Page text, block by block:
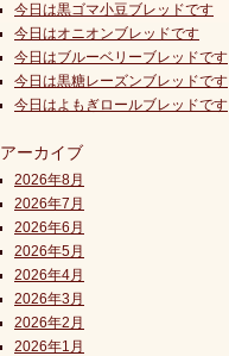
今日は黒ゴマ小豆ブレッドです
今日はオニオンブレッドです
今日はブルーベリーブレッドです
今日は黒糖レーズンブレッドです
今日はよもぎロールブレッドです
アーカイブ
2026年8月
2026年7月
2026年6月
2026年5月
2026年4月
2026年3月
2026年2月
2026年1月